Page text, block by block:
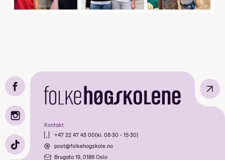
Kontakt
+47 22 47 43 00(kl. 08:30 - 15:30)
post@folkehogskole.no
Brugata 19, 0186 Oslo
↗